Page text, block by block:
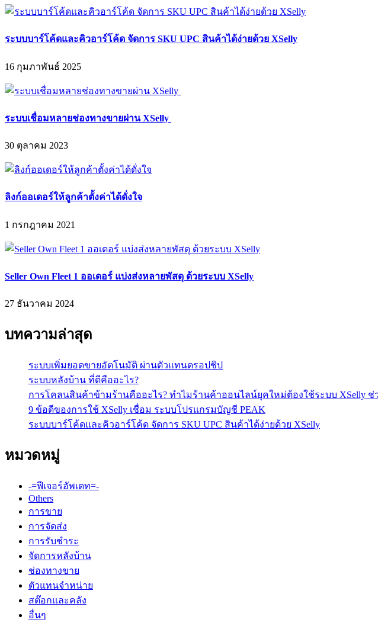
ระบบบาร์โค้ดและคิวอาร์โค้ด จัดการ SKU UPC สินค้าได้ง่ายด้วย XSelly
16 กุมภาพันธ์ 2025
ระบบเชื่อมหลายช่องทางขายผ่าน XSelly
30 ตุลาคม 2023
ลิงก์ออเดอร์ให้ลูกค้าตั้งค่าได้ดั่งใจ
1 กรกฎาคม 2021
Seller Own Fleet 1 ออเดอร์ แบ่งส่งหลายพัสดุ ด้วยระบบ XSelly
27 ธันวาคม 2024
บทความล่าสุด
ระบบเพิ่มยอดขายอัตโนมัติ ผ่านตัวแทนดรอปชิป
ระบบหลังบ้าน ที่ดีคืออะไร?
การโคลนสินค้าข้ามร้านคืออะไร? ทำไมร้านค้าออนไลน์ยุคใหม่ต้องใช้ระบบ XSelly ช่
9 ข้อดีของการใช้ XSelly เชื่อม ระบบโปรแกรมบัญชี PEAK
ระบบบาร์โค้ดและคิวอาร์โค้ด จัดการ SKU UPC สินค้าได้ง่ายด้วย XSelly
หมวดหมู่
-=ฟีเจอร์อัพเดท=-
Others
การขาย
การจัดส่ง
การรับชำระ
จัดการหลังบ้าน
ช่องทางขาย
ตัวแทนจำหน่าย
สต๊อกและคลัง
อื่นๆ